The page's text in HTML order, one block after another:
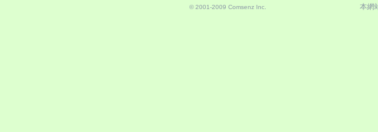
本網
© 2001-2009 Comsenz Inc.